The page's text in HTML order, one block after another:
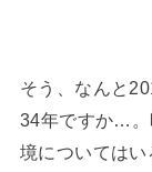
そう、なんと
34年ですか…。
境については